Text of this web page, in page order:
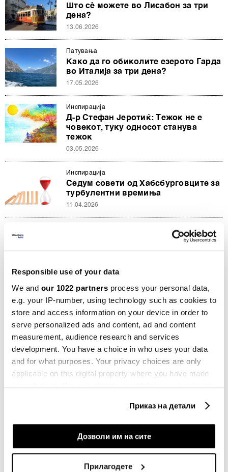
Responsible use of your data
We and our 1022 partners process your personal data,
e.g. your IP-number, using technology such as cookies to
store and access information on your device in order to
serve personalized ads and content, ad and content
measurement, audience research and services
development. You have a choice in who uses your data
and for what purposes. Your privacy choices are only
applicable on this digital property where you have made
your choices. You can change or withdraw your consent
If you allow, we would also like to:
Collect information about your geographical
Приказ на детали
Дозволи им на сите
Прилагодете
Што сè можете во Лисабон за три
дена?
13.06.2026
Патувањa
Како да го обиколите езерото Гарда
во Италија за три дена?
17.05.2026
Инспирација
Д-р Стефан Јеротиќ: Тежок не е
човекот, туку односот станува
тежок
03.05.2026
Инспирација
Седум совети од Хабсбурговците за
турбулентни времиња
11.04.2026
Најголемиот музејски комплекс на
светот на удар на политиките на
16.01.2026
Курс за шпионажа и изложба на
МИ5: Ѕирнете во тајниот свет на
агентите
23.10.2025
Инспирација
Кој управува со нашите податоци
има Данило Киш со тоа?
Инспирација
Македонка која го враќа светот на
балканската трпеза